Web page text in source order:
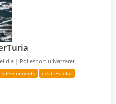
día | Poliesportiu Natzaret
edat escolar